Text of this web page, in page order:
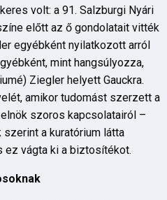
volt: a 91. Salzburgi Nyári
előtt az ő gondolatait vitték
egyébként nyilatkozott arról
mint hangsúlyozza,
Ziegler helyett Gauckra.
amikor tudomást szerzett a
szoros kapcsolatairól –
a kuratórium látta
vágta ki a biztosítékot.